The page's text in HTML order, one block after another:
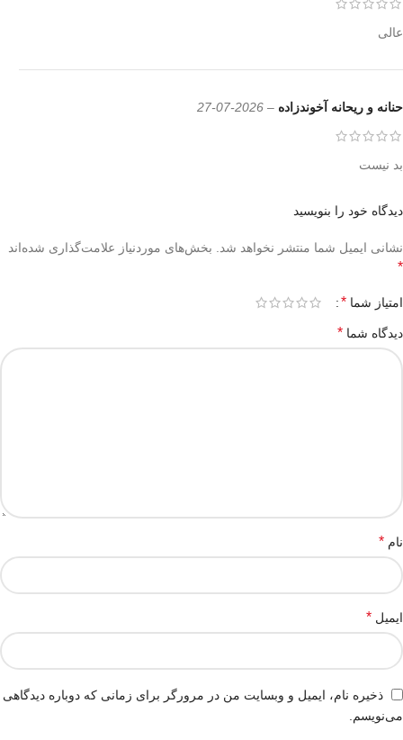
عالی
حنانه و ریحانه آخوندزاده –
2026-07-27
بد نیست
دیدگاه خود را بنویسید
نشانی ایمیل شما منتشر نخواهد شد. بخش‌های موردنیاز علامت‌گذاری شده‌اند
*
امتیاز شما *
دیدگاه شما *
نام *
ایمیل *
ذخیره نام، ایمیل و وبسایت من در مرورگر برای زمانی که دوباره دیدگاهی
می‌نویسم.